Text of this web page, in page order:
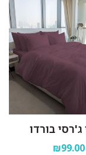
בורדו
₪99.00